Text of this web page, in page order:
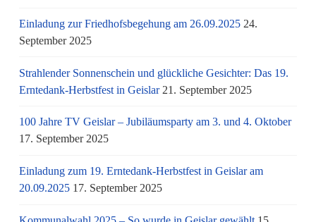
Einladung zur Friedhofsbegehung am 26.09.2025 24.
September 2025
Strahlender Sonnenschein und glückliche Gesichter: Das 19.
Erntedank-Herbstfest in Geislar 21. September 2025
100 Jahre TV Geislar – Jubiläumsparty am 3. und 4. Oktober
17. September 2025
Einladung zum 19. Erntedank-Herbstfest in Geislar am
20.09.2025 17. September 2025